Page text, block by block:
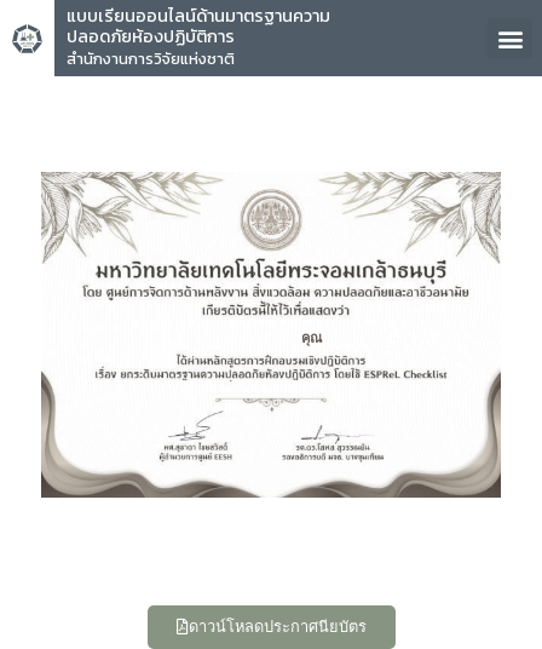
แบบเรียนออนไลน์ด้านมาตรฐานความ
ปลอดภัยห้องปฏิบัติการ
สำนักงานการวิจัยแห่งชาติ
คุณ
ดาวน์โหลดประกาศนียบัตร